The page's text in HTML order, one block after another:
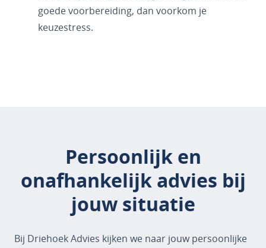
goede voorbereiding, dan voorkom je
keuzestress.
Persoonlijk en
onafhankelijk advies bij
jouw situatie
Bij Driehoek Advies kijken we naar jouw persoonlijke